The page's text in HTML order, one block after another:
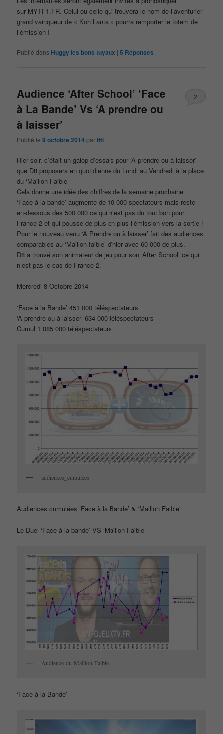
sur MYTF1.FR. Celui ou celle qui trouvera le nom de l’aventurier
grand vainqueur de « Koh Lanta » pourra remporter le totem de
l’émission !
Publié dans Huggy les bons tuyaux |5 Réponses
Audience ‘After School’ ‘Face
à La Bande’ Vs ‘A prendre ou
à laisser’
Publié le9 octobre 2014 partiti
2
Hier soir, c’était un galop d’essais pour ‘A prendre ou à laisser’
que D8 proposera en quotidienne du Lundi au Vendredi à la place
du ‘Maillon Faible’
Cela donne une idée des chiffres de la semaine prochaine.
‘Face à la bande’ augmente de 10 000 spectateurs mais reste
en-dessous des 500 000 ce qui n’est pas du tout bon pour
France 2 et qui pousse de plus en plus l’émission vers la sortie !
Pour le nouveau venu ‘A Prendre ou à laisser’ fait des audiences
comparables au ‘Maillon faible’ d’hier avec 60 000 de plus.
D8 a trouvé son animateur de jeu pour son ‘After School’ ce qui
n’est pas le cas de France 2.
Mercredi 8 Octobre 2014
‘Face à la Bande’ 451 000 téléspectateurs
‘A prendre ou à laisser’ 634 000 téléspectateurs
Cumul 1 085 000 téléspectateurs
audiences_cumulees
Audiences cumulées ‘Face à la Bande’ & ‘Maillon Faible’
Le Duel ‘Face à la bande’ VS ‘Maillon Faible’
Audience-du-Maillon-Faible
‘Face à la Bande’